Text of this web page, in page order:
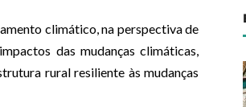
climático, na perspectiva de
das mudanças climáticas,
rural resiliente às mudanças